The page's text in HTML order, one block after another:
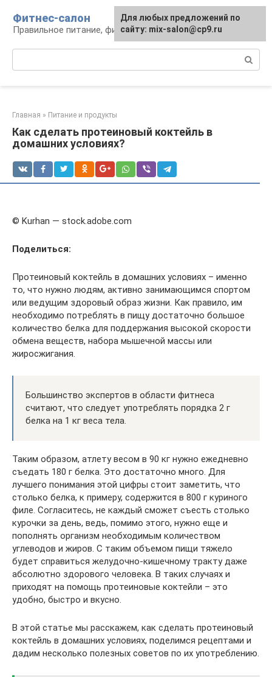
контенту
Фитнес-салон
Правильное питание, фитнес, образ жизни
Главная » Питание и продукты
Как сделать протеиновый коктейль в
домашних условиях?
© Kurhan — stock.adobe.com
Поделиться:
Протеиновый коктейль в домашних условиях – именно
то, что нужно людям, активно занимающимся спортом
или ведущим здоровый образ жизни. Как правило, им
необходимо потреблять в пищу достаточно большое
количество белка для поддержания высокой скорости
обмена веществ, набора мышечной массы или
жиросжигания.
Большинство экспертов в области фитнеса
считают, что следует употреблять порядка 2 г
белка на 1 кг веса тела.
Таким образом, атлету весом в 90 кг нужно ежедневно
съедать 180 г белка. Это достаточно много. Для
лучшего понимания этой цифры стоит заметить, что
столько белка, к примеру, содержится в 800 г куриного
филе. Согласитесь, не каждый сможет съесть столько
курочки за день, ведь, помимо этого, нужно еще и
пополнять организм необходимым количеством
углеводов и жиров. С таким объемом пищи тяжело
будет справиться желудочно-кишечному тракту даже
абсолютно здорового человека. В таких случаях и
приходят на помощь протеиновые коктейли – это
удобно, быстро и вкусно.
В этой статье мы расскажем, как сделать протеиновый
коктейль в домашних условиях, поделимся рецептами и
дадим несколько полезных советов по их употреблению.
Для любых предложений по
сайту: mix-salon@cp9.ru